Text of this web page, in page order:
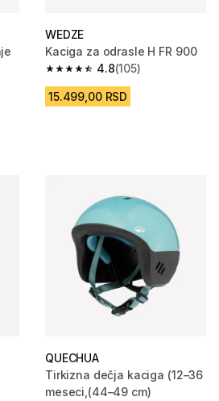
Recenzije
WEDZE
Kaciga za odrasle H FR 900
4.8
4.8 od 5 zvezdica from 105
(105)
15.499,00 RSD
QUECHUA
Tirkizna dečja kaciga (12–36
meseci,(44–49 cm)